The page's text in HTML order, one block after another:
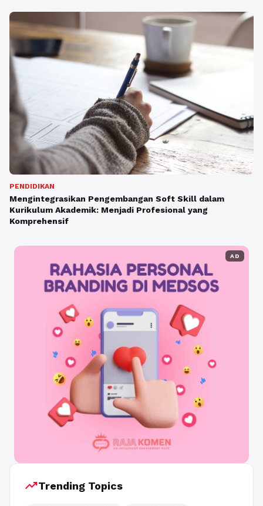
PENDIDIKAN
Mengintegrasikan Pengembangan Soft Skill dalam
Kurikulum Akademik: Menjadi Profesional yang
Komprehensif
AD
trending_upTrending Topics